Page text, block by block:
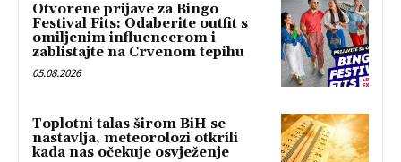
Otvorene prijave za Bingo
Festival Fits: Odaberite outfit s
omiljenim influencerom i
zablistajte na Crvenom tepihu
05.08.2026
Toplotni talas širom BiH se
nastavlja, meteorolozi otkrili
kada nas očekuje osvježenje